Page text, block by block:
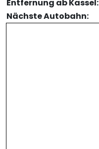
Entfernung ab Kassel:
Nächste Autobahn: